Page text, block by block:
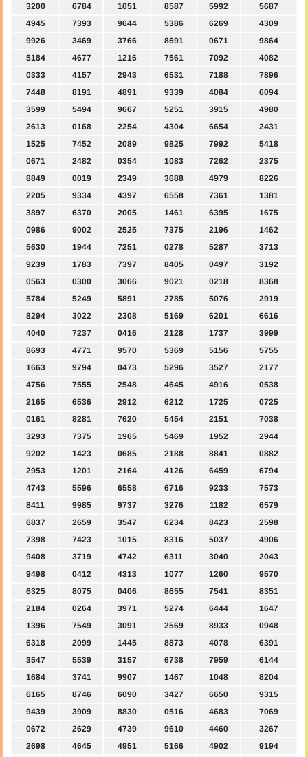
3200
6784 1051 8587 5992
5687
4945
7393 9644 5386 6269
4309
9926
3469 3766 8691 0671
9864
5184
4677 1216 7561 7092
4082
0333
4157 2943 6531 7188
7896
7448
8191 4891 9339 4084
6094
3599
5494 9667 5251 3915
4980
2613
0168 2254 4304 6654
2431
1525
7452 2089 9825 7992
5418
0671
2482 0354 1083 7262
2375
8849
0019 2349 3688 4979
8226
2205
9334 4397 6558 7361
1381
3897
6370 2005 1461 6395
1675
0986
9002 2525 7375 2196
1462
5630
1944 7251 0278 5287
3713
9239
1783 7397 8405 0497
3192
0563
0300 3066 9021 0218
8368
5784
5249 5891 2785 5076
2919
8294
3022 2308 5169 6201
6616
4040
7237 0416 2128 1737
3999
8693
4771 9570 5369 5156
5755
1663
9794 0473 5296 3527
2177
4756
7555 2548 4645 4916
0538
2165
6536 2912 6212 1725
0725
0161
8281 7620 5454 2151
7038
3293
7375 1965 5469 1952
2944
9202
1423 0685 2188 8841
0882
2953
1201 2164 4126 6459
6794
4743
5596 6558 6716 9233
7573
8411
9985 9737 3276 1182
6579
6837
2659 3547 6234 8423
2598
7398
7423 1015 8316 5037
4906
9408
3719 4742 6311 3040
2043
9498
0412 4313 1077 1260
9570
6325
8075 0406 8655 7541
8351
2184
0264 3971 5274 6444
1647
1396
7549 3091 2569 8933
0948
6318
2099 1445 8873 4078
6391
3547
5539 3157 6738 7959
6144
1684
3741 9907 1467 1048
8204
6165
8746 6090 3427 6650
9315
9439
3909 8830 0516 4683
7069
0672
2629 4739 9610 4460
3267
2698
4645 4951 5166 4902
9194